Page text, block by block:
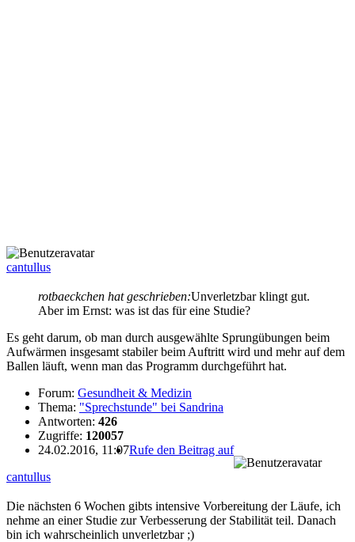
cantullus
rotbaeckchen hat geschrieben:Unverletzbar klingt gut.
Aber im Ernst: was ist das für eine Studie?
Es geht darum, ob man durch ausgewählte Sprungübungen beim
Aufwärmen insgesamt stabiler beim Auftritt wird und mehr auf dem
Ballen läuft, wenn man das Programm durchgeführt hat.
Forum: Gesundheit & Medizin
Thema: "Sprechstunde" bei Sandrina
Antworten: 426
Zugriffe: 120057
24.02.2016, 11:07Rufe den Beitrag auf
cantullus
Die nächsten 6 Wochen gibts intensive Vorbereitung der Läufe, ich
nehme an einer Studie zur Verbesserung der Stabilität teil. Danach
bin ich wahrscheinlich unverletzbar ;)